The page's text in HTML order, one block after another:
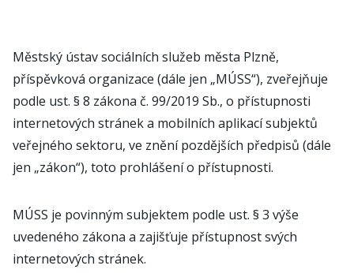
Městský ústav sociálních služeb města Plzně,
příspěvková organizace (dále jen „MÚSS“), zveřejňuje
podle ust. § 8 zákona č. 99/2019 Sb., o přístupnosti
internetových stránek a mobilních aplikací subjektů
veřejného sektoru, ve znění pozdějších předpisů (dále
jen „zákon“), toto prohlášení o přístupnosti.
MÚSS je povinným subjektem podle ust. § 3 výše
uvedeného zákona a zajišťuje přístupnost svých
internetových stránek.